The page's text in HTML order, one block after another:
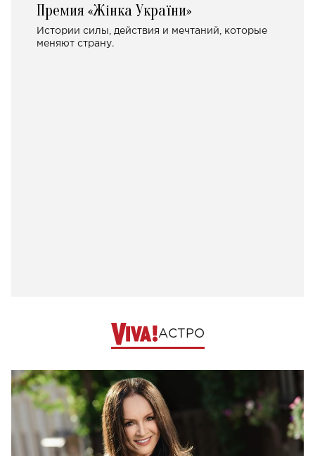
Премия «Жінка України»
Истории силы, действия и мечтаний, которые
меняют страну.
АСТРО